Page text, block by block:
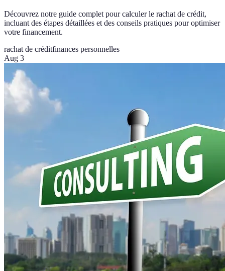
Découvrez notre guide complet pour calculer le rachat de crédit,
incluant des étapes détaillées et des conseils pratiques pour optimiser
votre financement.
rachat de créditfinances personnelles
Aug 3